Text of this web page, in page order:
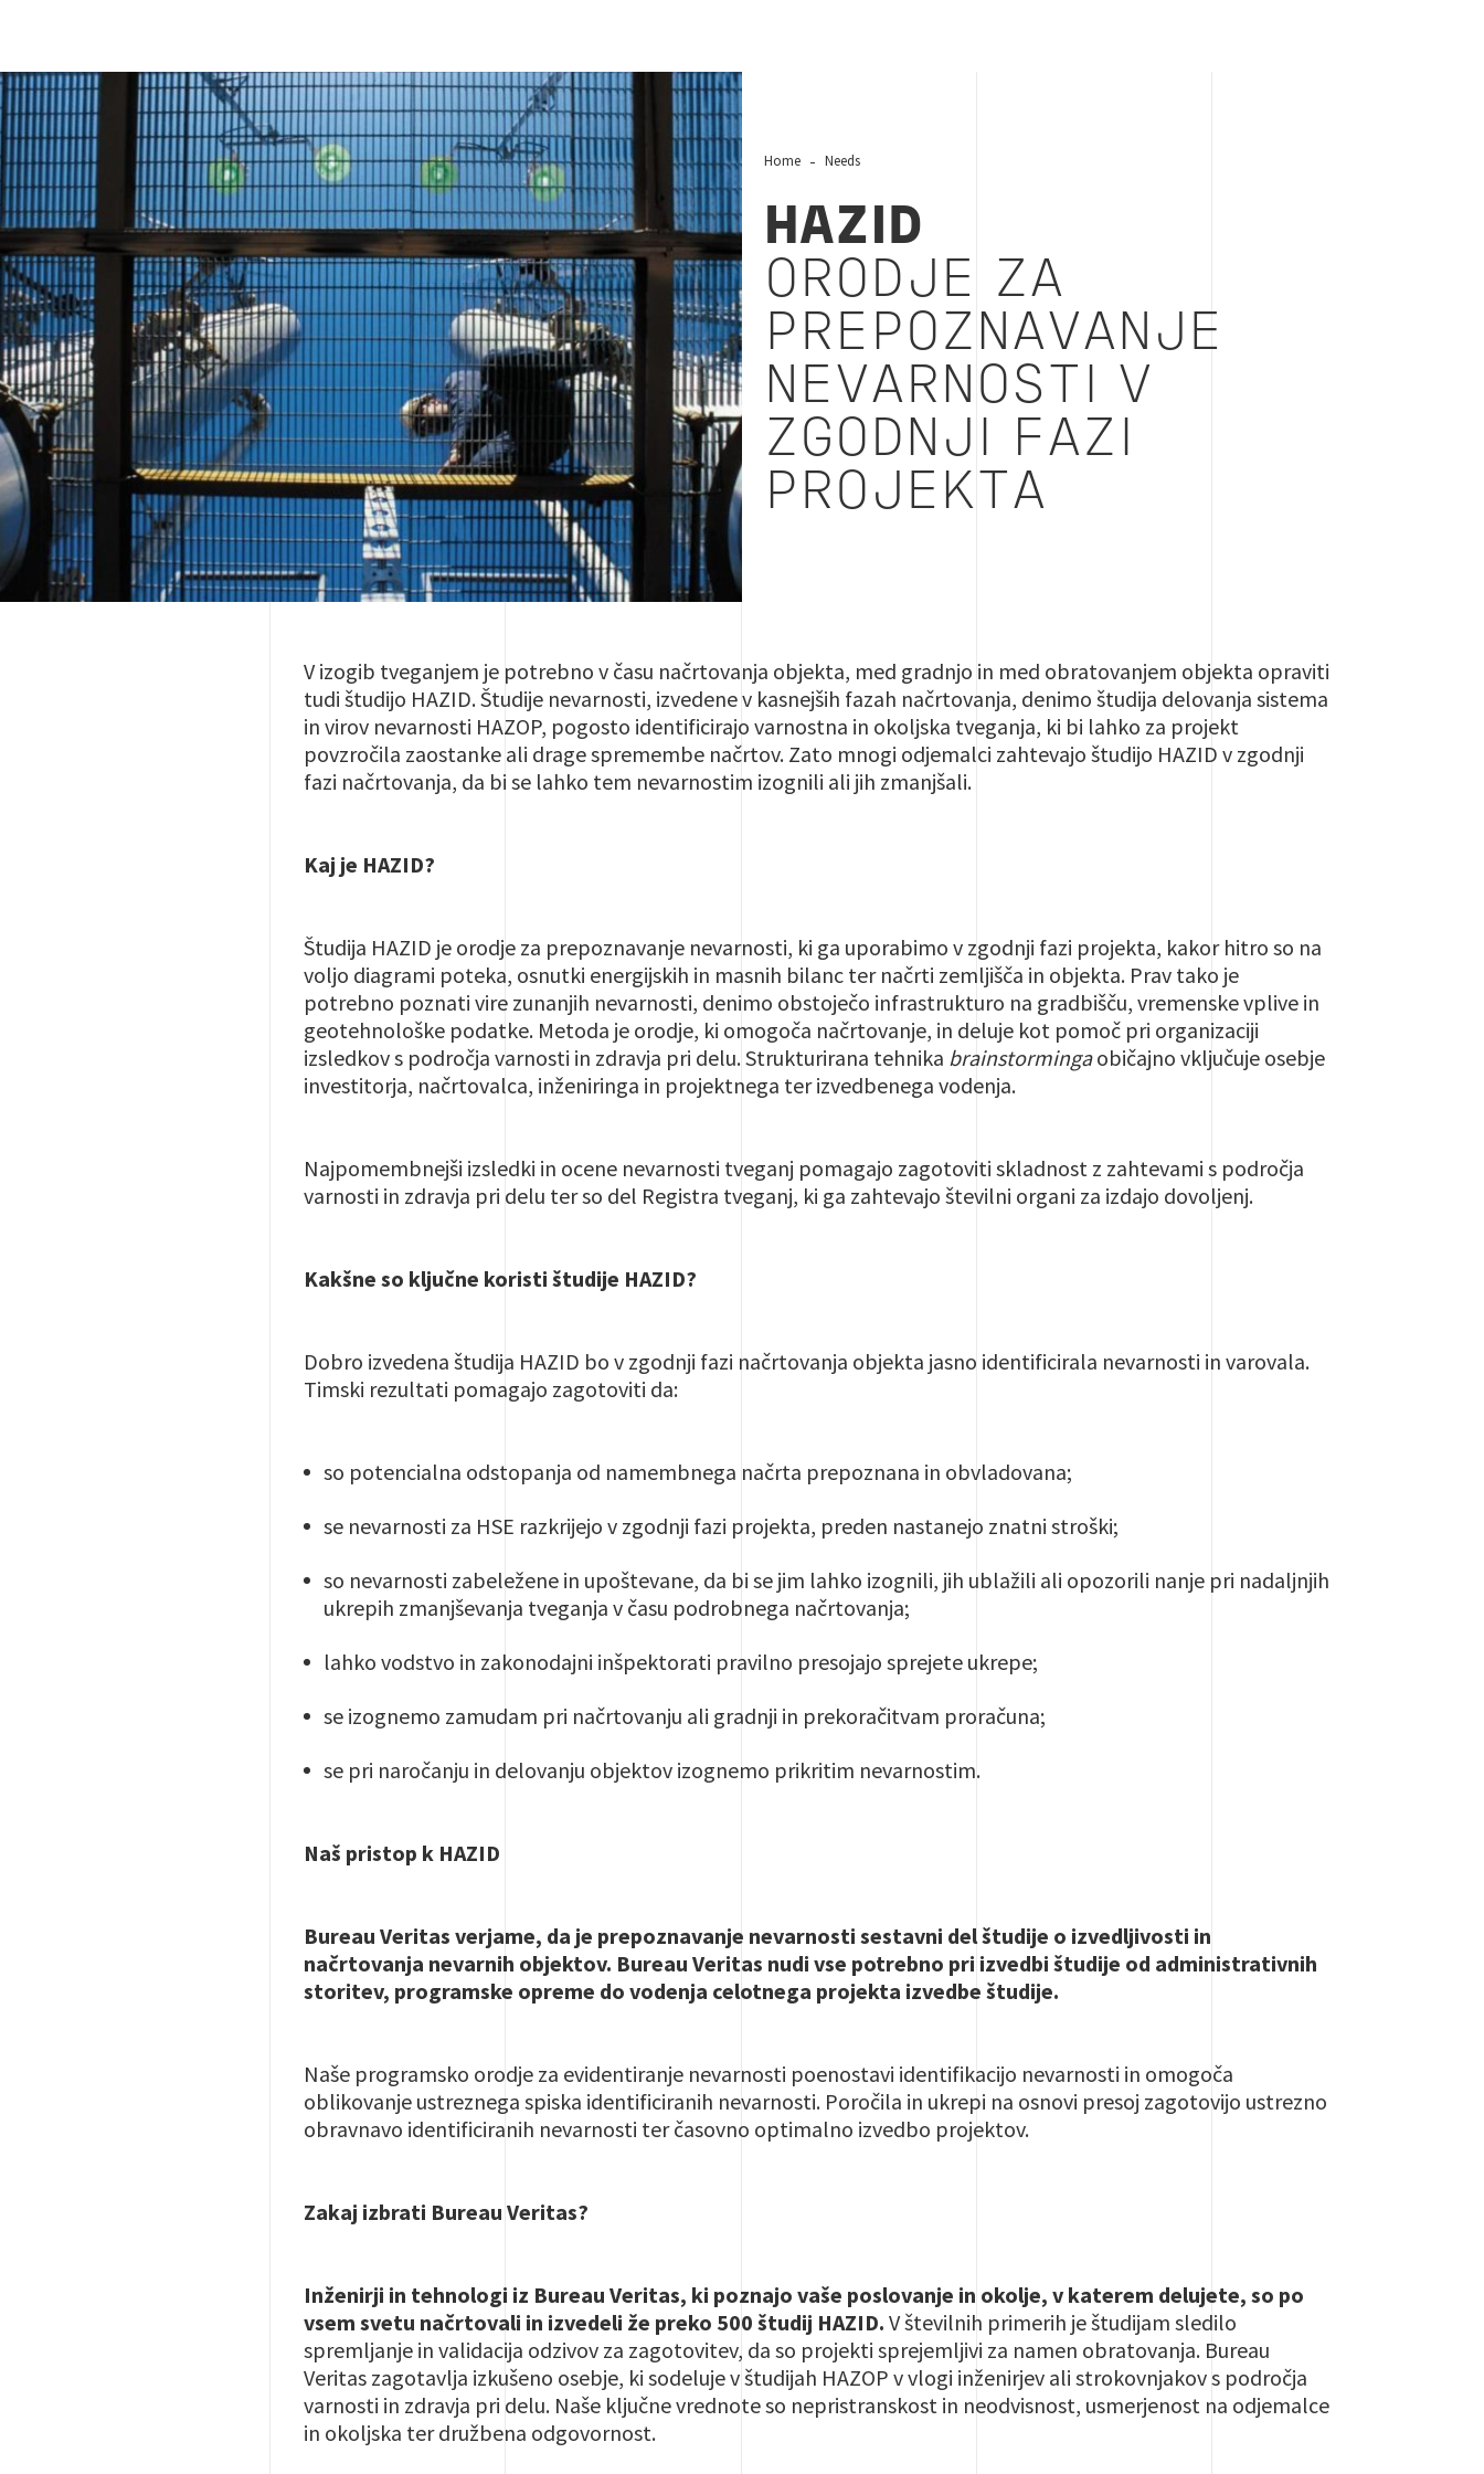
hazid
Home Needs
HAZID
ORODJE ZA
PREPOZNAVANJE
NEVARNOSTI V
ZGODNJI FAZI
PROJEKTA
V izogib tveganjem je potrebno v času načrtovanja objekta, med gradnjo in med obratovanjem objekta opraviti
tudi študijo HAZID. Študije nevarnosti, izvedene v kasnejših fazah načrtovanja, denimo študija delovanja sistema
in virov nevarnosti HAZOP, pogosto identificirajo varnostna in okoljska tveganja, ki bi lahko za projekt
povzročila zaostanke ali drage spremembe načrtov. Zato mnogi odjemalci zahtevajo študijo HAZID v zgodnji
fazi načrtovanja, da bi se lahko tem nevarnostim izognili ali jih zmanjšali.
Kaj je HAZID?
Študija HAZID je orodje za prepoznavanje nevarnosti, ki ga uporabimo v zgodnji fazi projekta, kakor hitro so na
voljo diagrami poteka, osnutki energijskih in masnih bilanc ter načrti zemljišča in objekta. Prav tako je
potrebno poznati vire zunanjih nevarnosti, denimo obstoječo infrastrukturo na gradbišču, vremenske vplive in
geotehnološke podatke. Metoda je orodje, ki omogoča načrtovanje, in deluje kot pomoč pri organizaciji
izsledkov s področja varnosti in zdravja pri delu. Strukturirana tehnika brainstormingaobičajno vključuje osebje
investitorja, načrtovalca, inženiringa in projektnega ter izvedbenega vodenja.
Najpomembnejši izsledki in ocene nevarnosti tveganj pomagajo zagotoviti skladnost z zahtevami s področja
varnosti in zdravja pri delu ter so del Registra tveganj, ki ga zahtevajo številni organi za izdajo dovoljenj.
Kakšne so ključne koristi študije HAZID?
Dobro izvedena študija HAZID bo v zgodnji fazi načrtovanja objekta jasno identificirala nevarnosti in varovala.
Timski rezultati pomagajo zagotoviti da:
so potencialna odstopanja od namembnega načrta prepoznana in obvladovana;
se nevarnosti za HSE razkrijejo v zgodnji fazi projekta, preden nastanejo znatni stroški;
so nevarnosti zabeležene in upoštevane, da bi se jim lahko izognili, jih ublažili ali opozorili nanje pri nadaljnjih
ukrepih zmanjševanja tveganja v času podrobnega načrtovanja;
lahko vodstvo in zakonodajni inšpektorati pravilno presojajo sprejete ukrepe;
se izognemo zamudam pri načrtovanju ali gradnji in prekoračitvam proračuna;
se pri naročanju in delovanju objektov izognemo prikritim nevarnostim.
Naš pristop k HAZID
Bureau Veritas verjame, da je prepoznavanje nevarnosti sestavni del študije o izvedljivosti in
načrtovanja nevarnih objektov. Bureau Veritas nudi vse potrebno pri izvedbi študije od administrativnih
storitev, programske opreme do vodenja celotnega projekta izvedbe študije.
Naše programsko orodje za evidentiranje nevarnosti poenostavi identifikacijo nevarnosti in omogoča
oblikovanje ustreznega spiska identificiranih nevarnosti. Poročila in ukrepi na osnovi presoj zagotovijo ustrezno
obravnavo identificiranih nevarnosti ter časovno optimalno izvedbo projektov.
Zakaj izbrati Bureau Veritas?
Inženirji in tehnologi iz Bureau Veritas, ki poznajo vaše poslovanje in okolje, v katerem delujete, so po
vsem svetu načrtovali in izvedeli že preko 500 študij HAZID. V številnih primerih je študijam sledilo
spremljanje in validacija odzivov za zagotovitev, da so projekti sprejemljivi za namen obratovanja. Bureau
Veritas zagotavlja izkušeno osebje, ki sodeluje v študijah HAZOP v vlogi inženirjev ali strokovnjakov s področja
varnosti in zdravja pri delu. Naše ključne vrednote so nepristranskost in neodvisnost, usmerjenost na odjemalce
in okoljska ter družbena odgovornost.